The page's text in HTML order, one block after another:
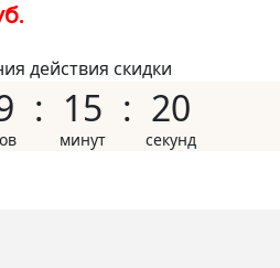
действия скидки
15 19